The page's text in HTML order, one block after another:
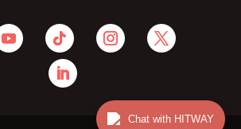
Chat with HITWAY